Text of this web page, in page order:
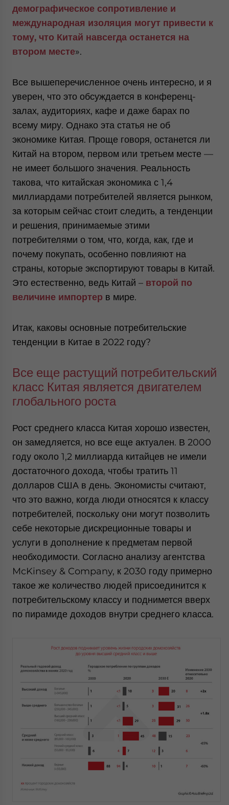
демографическое сопротивление и
международная изоляция могут привести к
тому, что Китай навсегда останется на
втором месте».
Все вышеперечисленное очень интересно, и я
уверен, что это обсуждается в конференц-
залах, аудиториях, кафе и даже барах по
всему миру. Однако эта статья не об
экономике Китая. Проще говоря, останется ли
Китай на втором, первом или третьем месте —
не имеет большого значения. Реальность
такова, что китайская экономика с 1,4
миллиардами потребителей является рынком,
за которым сейчас стоит следить, а тенденции
и решения, принимаемые этими
потребителями о том, что, когда, как, где и
почему покупать, особенно повлияют на
страны, которые экспортируют товары в Китай.
Это естественно, ведь Китай – второй по
величине импортер в мире.
Итак, каковы основные потребительские
тенденции в Китае в 2022 году?
Все еще растущий потребительский
класс Китая является двигателем
глобального роста
Рост среднего класса Китая хорошо известен,
он замедляется, но все еще актуален. В 2000
году около 1,2 миллиарда китайцев не имели
достаточного дохода, чтобы тратить 11
долларов США в день. Экономисты считают,
что это важно, когда люди относятся к классу
потребителей, поскольку они могут позволить
себе некоторые дискреционные товары и
услуги в дополнение к предметам первой
необходимости. Согласно анализу агентства
McKinsey & Company, к 2030 году примерно
такое же количество людей присоединится к
потребительскому классу и поднимется вверх
по пирамиде доходов внутри среднего класса.